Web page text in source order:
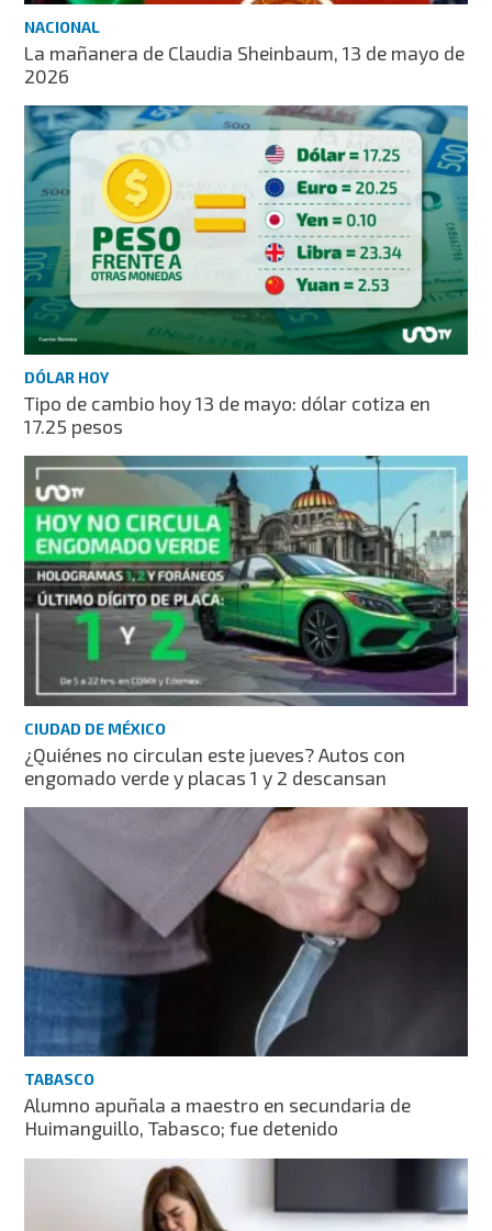
NACIONAL
La mañanera de Claudia Sheinbaum, 13 de mayo de
2026
DÓLAR HOY
Tipo de cambio hoy 13 de mayo: dólar cotiza en
17.25 pesos
CIUDAD DE MÉXICO
¿Quiénes no circulan este jueves? Autos con
engomado verde y placas 1 y 2 descansan
TABASCO
Alumno apuñala a maestro en secundaria de
Huimanguillo, Tabasco; fue detenido